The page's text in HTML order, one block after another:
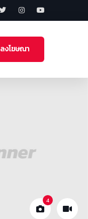
ลงโฆษณา
4